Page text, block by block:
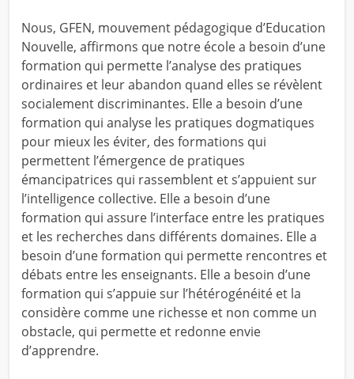
Nous, GFEN, mouvement pédagogique d’Education
Nouvelle, affirmons que notre école a besoin d’une
formation qui permette l’analyse des pratiques
ordinaires et leur abandon quand elles se révèlent
socialement discriminantes. Elle a besoin d’une
formation qui analyse les pratiques dogmatiques
pour mieux les éviter, des formations qui
permettent l’émergence de pratiques
émancipatrices qui rassemblent et s’appuient sur
l’intelligence collective. Elle a besoin d’une
formation qui assure l’interface entre les pratiques
et les recherches dans différents domaines. Elle a
besoin d’une formation qui permette rencontres et
débats entre les enseignants. Elle a besoin d’une
formation qui s’appuie sur l’hétérogénéité et la
considère comme une richesse et non comme un
obstacle, qui permette et redonne envie
d’apprendre.